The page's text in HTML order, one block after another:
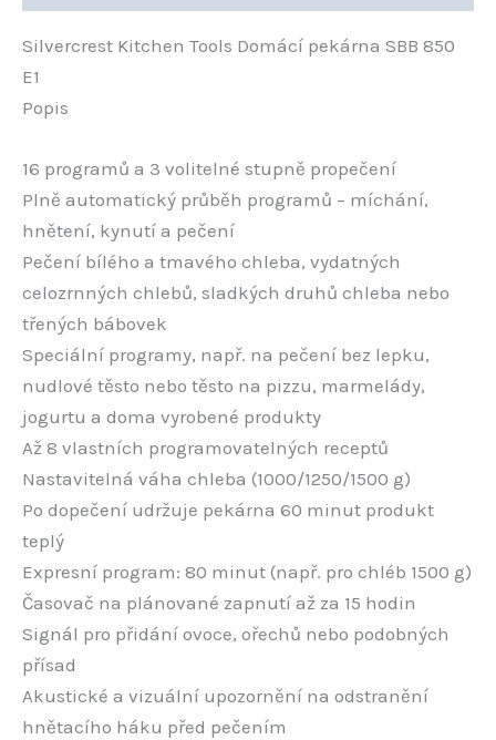
Silvercrest Kitchen Tools Domácí pekárna SBB 850
E1
Popis
16 programů a 3 volitelné stupně propečení
Plně automatický průběh programů – míchání,
hnětení, kynutí a pečení
Pečení bílého a tmavého chleba, vydatných
celozrnných chlebů, sladkých druhů chleba nebo
třených bábovek
Speciální programy, např. na pečení bez lepku,
nudlové těsto nebo těsto na pizzu, marmelády,
jogurtu a doma vyrobené produkty
Až 8 vlastních programovatelných receptů
Nastavitelná váha chleba (1000/1250/1500 g)
Po dopečení udržuje pekárna 60 minut produkt
teplý
Expresní program: 80 minut (např. pro chléb 1500 g)
Časovač na plánované zapnutí až za 15 hodin
Signál pro přidání ovoce, ořechů nebo podobných
přísad
Akustické a vizuální upozornění na odstranění
hnětacího háku před pečením